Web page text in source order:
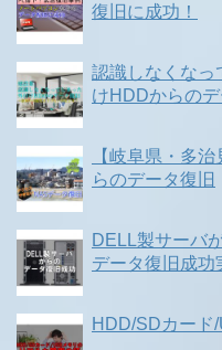
復旧に成功！
認識しなくなっ
けHDDからの
【岐阜県・多
らのデータ復旧
DELL製サーバ
データ復旧成功
HDD/SDカード